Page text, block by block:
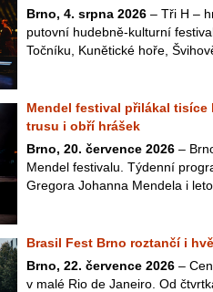
Brno, 4. srpna 2026 – Tři H –
putovní hudebně-kulturní
Točníku, Kunětické hoře,
Mendel festival přilákal tisíce
trusu i obří hrášek
Brno, 20. července 2026 –
Mendel festivalu. Týdenní
Gregora Johanna Mendela i
Brasil Fest Brno roztančí i
Brno, 22. července 2026 –
v malé Rio de Janeiro. Od